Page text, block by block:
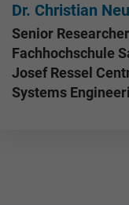
Dr. Christian
Senior Researcher
Fachhochschule
Josef Ressel
Systems